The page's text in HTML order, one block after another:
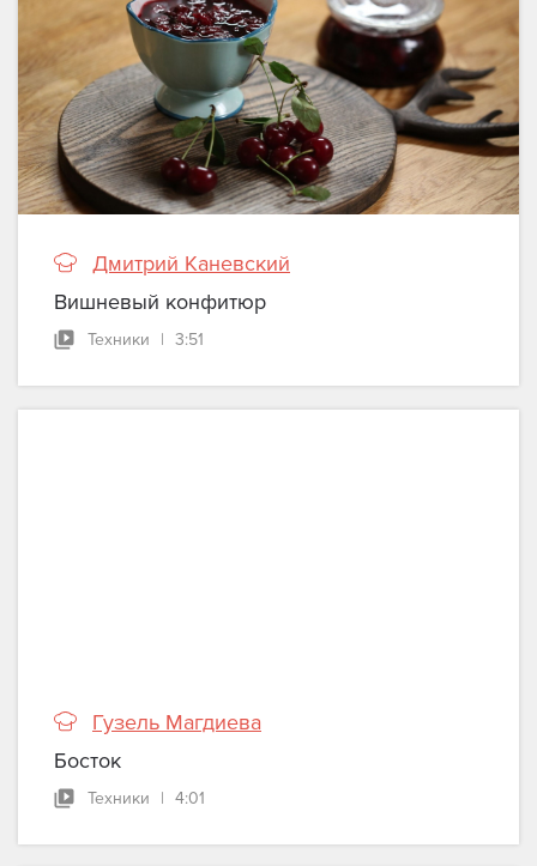
Дмитрий Каневский
Вишневый конфитюр
Техники | 3:51
Гузель Магдиева
Босток
Техники | 4:01